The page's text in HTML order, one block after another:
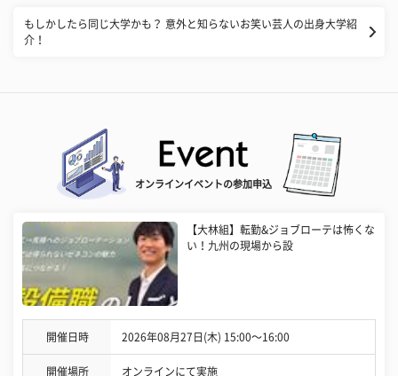
もしかしたら同じ大学かも？ 意外と知らないお笑い芸人の出身大学紹
介！
オンラインイベントの参加申込
【大林組】転勤&ジョブローテは怖くな
い！九州の現場から設
開催日時 2026年08月27日(木) 15:00〜16:00
開催場所 オンラインにて実施